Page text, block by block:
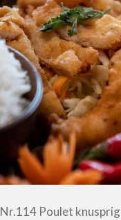
Nr.114 Poulet knusprig